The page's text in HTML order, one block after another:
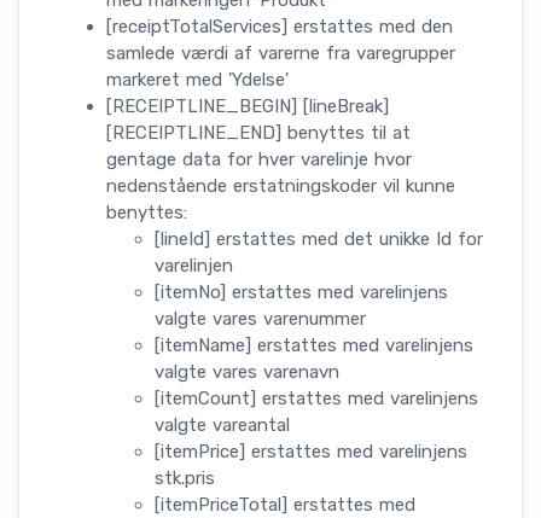
[receiptTotalServices] erstattes med den
samlede værdi af varerne fra varegrupper
markeret med 'Ydelse'
[RECEIPTLINE_BEGIN] [lineBreak]
[RECEIPTLINE_END] benyttes til at
gentage data for hver varelinje hvor
nedenstående erstatningskoder vil kunne
benyttes:
[lineId] erstattes med det unikke Id for
varelinjen
[itemNo] erstattes med varelinjens
valgte vares varenummer
[itemName] erstattes med varelinjens
valgte vares varenavn
[itemCount] erstattes med varelinjens
valgte vareantal
[itemPrice] erstattes med varelinjens
stk.pris
[itemPriceTotal] erstattes med